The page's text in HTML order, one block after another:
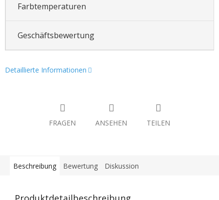
Farbtemperaturen
Geschäftsbewertung
Detaillierte Informationen
FRAGEN ANSEHEN TEILEN
Beschreibung Bewertung Diskussion